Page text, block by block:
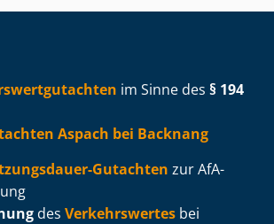
im Sinne des § 194
Aspach bei Backnang
Gutachten zur AfA-
des Verkehrswertes bei